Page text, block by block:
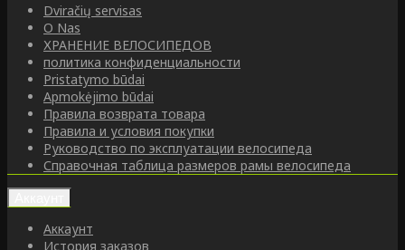
Dviračių servisas
O Nas
ХРАНЕНИЕ ВЕЛОСИПЕДОВ
политика конфиденциальности
Pristatymo būdai
Apmokėjimo būdai
Правила возврата товара
Правила и условия покупки
Руководство по эксплуатации велосипеда
Справочная таблица размеров рамы велосипеда
Аккаунт
История заказов